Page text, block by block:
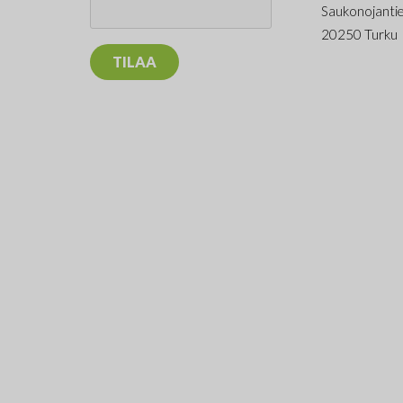
20250 Turku